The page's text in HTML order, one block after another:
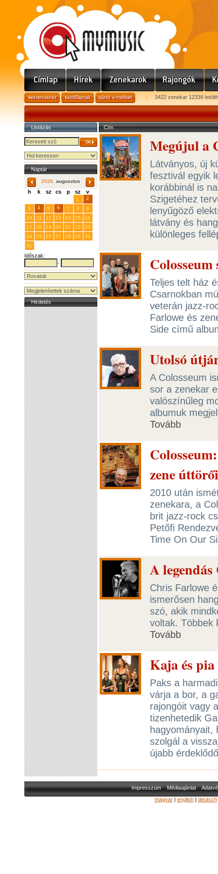
3422 zenekar 12339
Listázás
Naptár
2026. augusztus
h k sz cs p sz v
1
2
3
4 5 6 7 8
9
10
11 12 13 14 15
16
17
18 19 20 21 22
23
24
25 26 27 28 29
30
31
Időszak:
-
Hirdetés
Cím
Megújul a
Látványos, új
fesztivál egyik
korábbinál is
Szigetéhez
lenyűgöző
látvány és
különleges
Teljes telt ház
Csarnokban
veterán jazz-
Farlowe és
Side című
Utolsó
A Colosseum
sor a zenekar
valószínűleg
albumuk
Tovább
zene úttörői
2010 után
zenekara, a
brit jazz-rock
Petőfi
Time On Our
A
Chris Farlowe
ismerősen
szó, akik
voltak. Többek
Tovább
Kaja és
Paks a
várja a bor, a
rajongóit vagy
tizenhetedik
hagyományait,
szolgál a
újabb
Impresszum Médiaajánlat
magyar| english| deutsch